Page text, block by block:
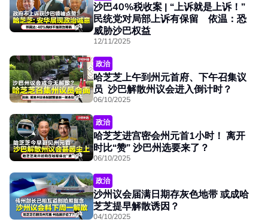
沙巴40%税收案 | “上诉就是上诉！”
民统党对局部上诉有保留 依温：恐
威胁沙巴权益
12/11/2025
政治
哈芝芝上午到州元首府、下午召集议
员 沙巴解散州议会进入倒计时？
06/10/2025
政治
哈芝芝进宫密会州元首1小时！ 离开
时比“赞” 沙巴州选要来了？
06/10/2025
政治
沙州议会届满日期存灰色地带 或成哈
芝芝提早解散诱因？
04/10/2025